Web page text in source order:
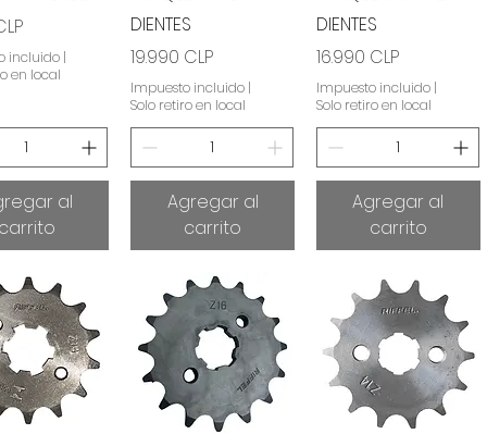
incluido|
en local
al
carrito
DIENTES
Precio
19.990 CLP
Impuesto incluido |
Solo retiro en local
Agregar al
carrito
DIENTES
Precio
16.990 CLP
Impuesto incluido|
Solo retiro en local
Agregar al
carrito